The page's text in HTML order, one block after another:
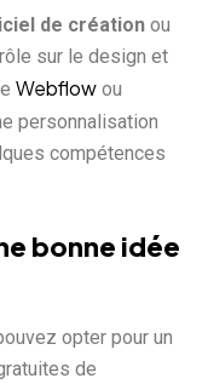
de création ou
sur le design et
Webflow ou
personnalisation
compétences
bonne idée
opter pour un
de